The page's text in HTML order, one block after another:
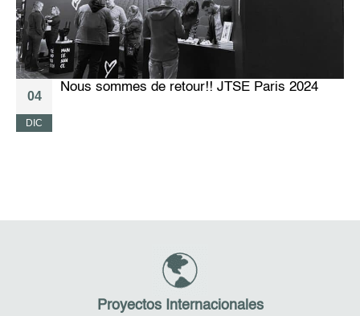
04
DIC
Nous sommes de retour!! JTSE Paris 2024
Proyectos Internacionales